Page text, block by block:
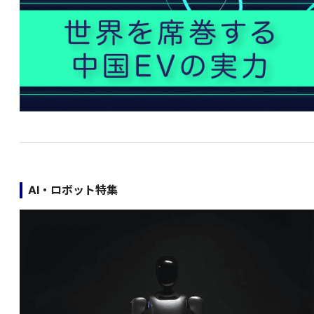
AI・ロボット特集